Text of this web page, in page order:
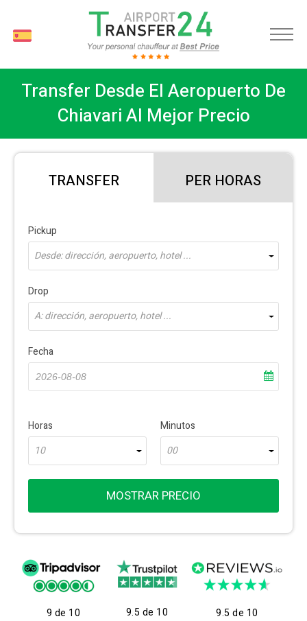
Transfer Desde El Aeropuerto De
Chiavari Al Mejor Precio
TRANSFER PER HORAS
Pickup
Desde: dirección, aeropuerto, hotel ...
Drop
A: dirección, aeropuerto, hotel ...
Fecha
Horas
10
Minutos
00
MOSTRAR PRECIO
9 de 10 9.5 de 10 9.5 de 10